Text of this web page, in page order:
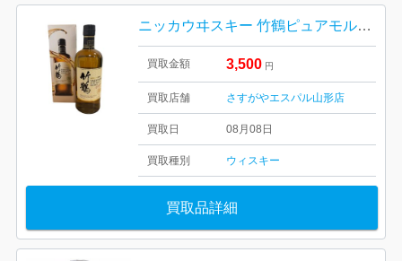
ニッカウヰスキー 竹鶴ピュアモルト 天童市
買取金額 3,500 円
買取店舗 さすがやエスパル山形店
買取日 08月08日
買取種別 ウィスキー
買取品詳細